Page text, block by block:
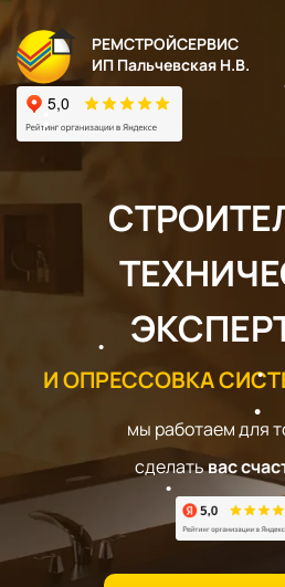
РЕМСТРОЙСЕРВИС
ИП Пальчевская Н.В.
И ОПРЕССОВКА
мы работаем для
сделатьвас